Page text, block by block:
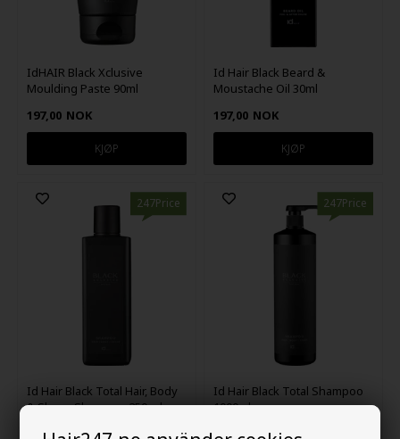
IdHAIR Black Xclusive
Moulding Paste 90ml
197,00 NOK
Id Hair Black Beard &
Moustache Oil 30ml
197,00 NOK
247Price
Id Hair Black Total Hair, Body
& Shave Shampoo 250 ml
186,00 NOK
247Price
Id Hair Black Total Shampoo
1000ml
555,00 NOK